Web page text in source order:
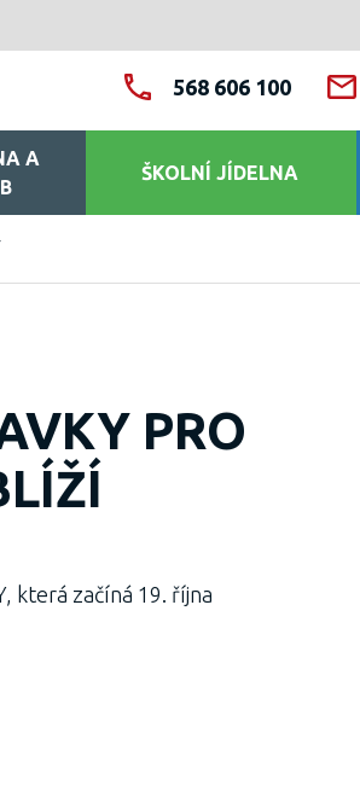
568 606 100
A
ŠKOLNÍ JÍDELNA
PRO
která začíná 19. října